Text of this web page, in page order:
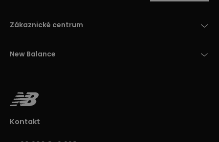
Zákaznické centrum
New Balance
Kontakt